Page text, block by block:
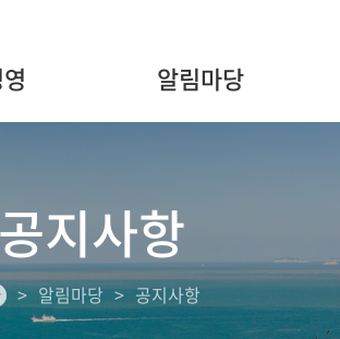
알림마당
공지사항
알림마당 공지사항